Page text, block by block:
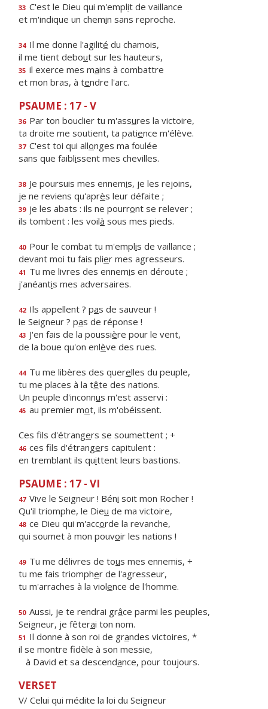
33 C'est le Dieu qui m'emplit de vaillance
et m'indique un chemin sans reproche.
34 Il me donne l'agilité du chamois,
il me tient debout sur les hauteurs,
35 il exerce mes mains à combattre
et mon bras, à tendre l'arc.
PSAUME : 17 - V
36 Par ton bouclier tu m'assures la victoire,
ta droite me soutient, ta patience m'élève.
37 C'est toi qui allonges ma foulée
sans que faiblissent mes chevilles.
38 Je poursuis mes ennemis, je les rejoins,
je ne reviens qu'après leur défaite ;
39 je les abats : ils ne pourront se relever ;
ils tombent : les voilà sous mes pieds.
40 Pour le combat tu m'emplis de vaillance ;
devant moi tu fais plier mes agresseurs.
41 Tu me livres des ennemis en déroute ;
j'anéantis mes adversaires.
42 Ils appellent ? pas de sauveur !
le Seigneur ? pas de réponse !
43 J'en fais de la poussière pour le vent,
de la boue qu'on enlève des rues.
44 Tu me libères des querelles du peuple,
tu me places à la tête des nations.
Un peuple d'inconnus m'est asservi :
45 au premier mot, ils m'obéissent.
Ces fils d'étrangers se soumettent ; +
46 ces fils d'étrangers capitulent :
en tremblant ils quittent leurs bastions.
PSAUME : 17 - VI
47 Vive le Seigneur ! Béni soit mon Rocher !
Qu'il triomphe, le Dieu de ma victoire,
48 ce Dieu qui m'accorde la revanche,
qui soumet à mon pouvoir les nations !
49 Tu me délivres de tous mes ennemis, +
tu me fais triompher de l'agresseur,
tu m'arraches à la violence de l'homme.
50 Aussi, je te rendrai grâce parmi les peuples,
Seigneur, je fêterai ton nom.
51 Il donne à son roi de grandes victoires, *
il se montre fidèle à son messie,
à David et sa descendance, pour toujours.
VERSET
V/ Celui qui médite la loi du Seigneur